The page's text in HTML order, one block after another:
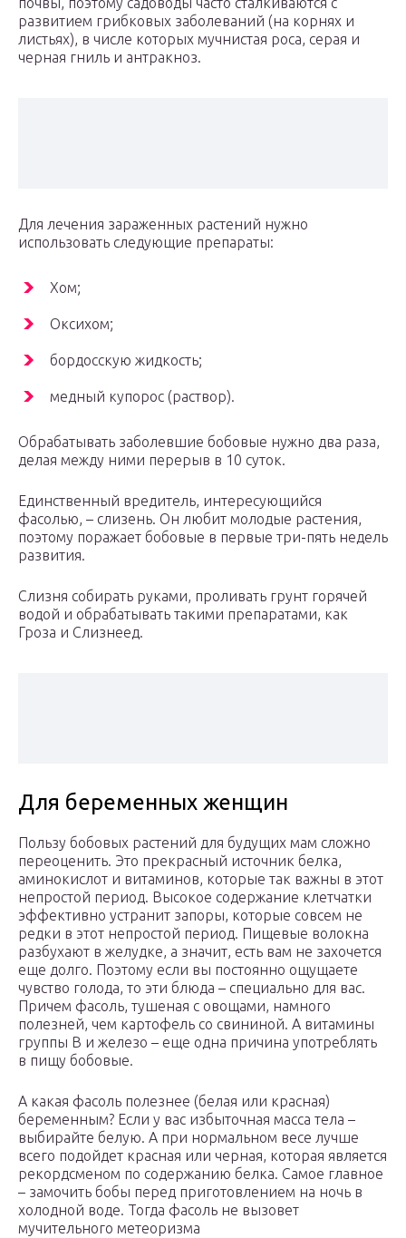
развитием грибковых заболеваний (на корнях и
листьях), в числе которых мучнистая роса, серая и
черная гниль и антракноз.
Для лечения зараженных растений нужно
использовать следующие препараты:
Хом;
Оксихом;
бордосскую жидкость;
медный купорос (раствор).
Обрабатывать заболевшие бобовые нужно два раза,
делая между ними перерыв в 10 суток.
Единственный вредитель, интересующийся
фасолью, – слизень. Он любит молодые растения,
поэтому поражает бобовые в первые три-пять недель
развития.
Слизня собирать руками, проливать грунт горячей
водой и обрабатывать такими препаратами, как
Гроза и Слизнеед.
Для беременных женщин
Пользу бобовых растений для будущих мам сложно
переоценить. Это прекрасный источник белка,
аминокислот и витаминов, которые так важны в этот
непростой период. Высокое содержание клетчатки
эффективно устранит запоры, которые совсем не
редки в этот непростой период. Пищевые волокна
разбухают в желудке, а значит, есть вам не захочется
еще долго. Поэтому если вы постоянно ощущаете
чувство голода, то эти блюда – специально для вас.
Причем фасоль, тушеная с овощами, намного
полезней, чем картофель со свининой. А витамины
группы B и железо – еще одна причина употреблять
в пищу бобовые.
А какая фасоль полезнее (белая или красная)
беременным? Если у вас избыточная масса тела –
выбирайте белую. А при нормальном весе лучше
всего подойдет красная или черная, которая является
рекордсменом по содержанию белка. Самое главное
– замочить бобы перед приготовлением на ночь в
холодной воде. Тогда фасоль не вызовет
мучительного метеоризма